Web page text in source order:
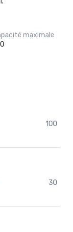
maximale
100
30